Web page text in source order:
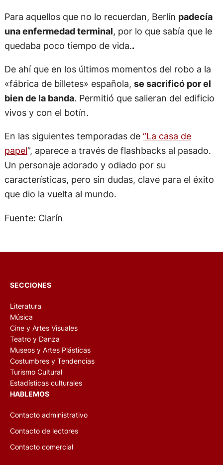
Para aquellos que no lo recuerdan, Berlín padecía
una enfermedad terminal, por lo que sabía que le
quedaba poco tiempo de vida..
De ahí que en los últimos momentos del robo a la
«fábrica de billetes» española, se sacrificó por el
bien de la banda. Permitió que salieran del edificio
vivos y con el botín.
En las siguientes temporadas de “La casa de
papel”, aparece a través de flashbacks al pasado.
Un personaje adorado y odiado por su
características, pero sin dudas, clave para el éxito
que dio la vuelta al mundo.
Fuente: Clarín
SECCIONES
Literatura
Música
Cine y Artes Visuales
Teatro y Danza
Museos y Artes Plásticas
Costumbres y Tendencias
Turismo Cultural
Estadísticas culturales
HABLEMOS
Contacto administrativo
Contacto de lectores
Contacto comercial